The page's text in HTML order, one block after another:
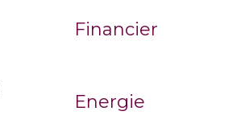
Financier
Energie